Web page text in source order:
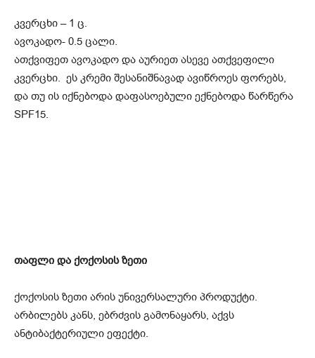
კვერცხი – 1 ც.
ავოკადო- 0.5 ცალი.
ათქვიფეთ ავოკადო და აურიეთ ასევე ათქვეფილი
კვერცხი. ეს კრემი შესანიშნავად ავიწროეს ფორებს,
და თუ ის იქნებოდა დაფასოებული ექნებოდა წარწერა
SPF15.
თაფლი და ქოქოსის ზეთი
ქოქოსის ზეთი არის უნივერსალური პროდუქტი.
არბილებს კანს, ებრძვის გამონაყარს, აქვს
ანტიბაქტერიული ეფექტი.